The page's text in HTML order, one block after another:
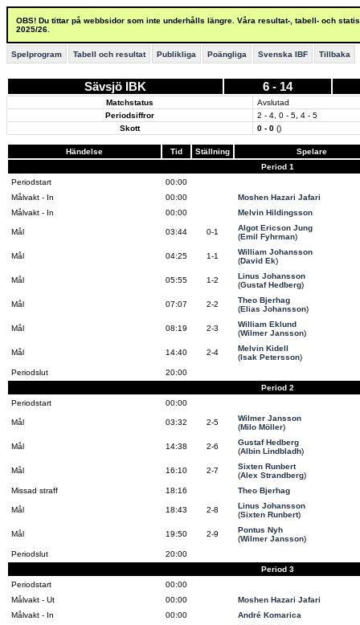
OBS! Du tittar på webbsidor som inte underhålls längre. Våra resultat-, tabell- och
2025/26.
Spelprogram Tabell och resultat Publikliga Poängliga Svenska IBF Tillbaka
Sävsjö IBK 6 - 14
Matchstatus
Avslutad
Periodsiffror
2 - 4, 0 - 5, 4 - 5
Skott
0 - 0 ()
Händelse Tid Ställning
Spelare
Period 1
Periodstart
00:00
Målvakt - In
00:00
Moshen Hazari Jafari
Målvakt - In
00:00 Melvin Hildingsson
Mål 03:44 0-1
Algot Ericson Jung
(Emil Fyhrman)
Mål 04:25 1-1
William Johansson
(David Ek)
Mål 05:55 1-2
Linus Johansson
(Gustaf Hedberg)
Mål 07:07 2-2
Theo Bjerhag
(Elias Johansson)
Mål 08:19 2-3
William Eklund
(Wilmer Jansson)
Mål 14:40 2-4
Melvin Kidell
(Isak Petersson)
Periodslut
20:00
Period 2
Periodstart
00:00
Mål 03:32 2-5
Wilmer Jansson
(Milo Möller)
Mål 14:38 2-6
Gustaf Hedberg
(Albin Lindbladh)
Mål 16:10 2-7
Sixten Runbert
(Alex Strandberg)
Missad straff
18:16 Theo Bjerhag
Mål 18:43 2-8
Linus Johansson
(Sixten Runbert)
Mål 19:50 2-9
Pontus Nyh
(Wilmer Jansson)
Periodslut
20:00
Period 3
Periodstart
00:00
Målvakt - Ut
00:00
Moshen Hazari Jafari
Målvakt - In
00:00 André Komarica